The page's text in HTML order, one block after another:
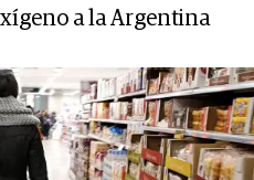
a la Argentina